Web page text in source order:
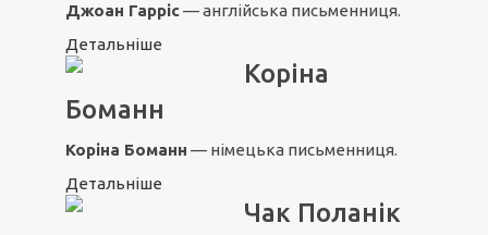
Джоан Гарріс— англійська письменниця.
Детальніше
Коріна
Боманн
Коріна Боманн — німецька письменниця.
Детальніше
Чак Поланік